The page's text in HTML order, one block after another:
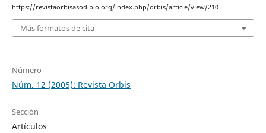
https://revistaorbisasodiplo.org/index.php/orbis/article/view/210
Más formatos de cita
Número
Núm. 12 (2005): Revista Orbis
Sección
Artículos